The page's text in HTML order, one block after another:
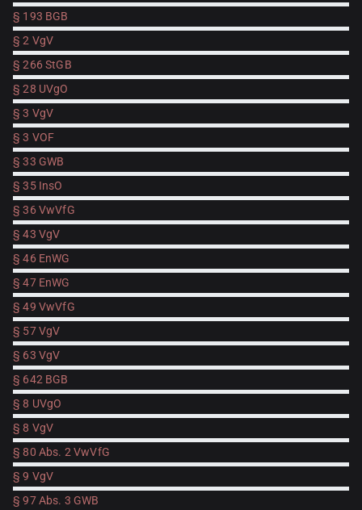
§ 193 BGB
§ 2 VgV
§ 266 StGB
§ 28 UVgO
§ 3 VgV
§ 3 VOF
§ 33 GWB
§ 35 InsO
§ 36 VwVfG
§ 43 VgV
§ 46 EnWG
§ 47 EnWG
§ 49 VwVfG
§ 57 VgV
§ 63 VgV
§ 642 BGB
§ 8 UVgO
§ 8 VgV
§ 80 Abs. 2 VwVfG
§ 9 VgV
§ 97 Abs. 3 GWB